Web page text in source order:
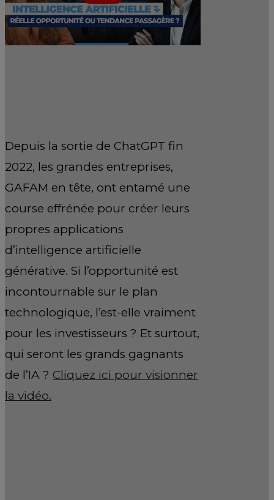
Depuis la sortie de ChatGPT fin
2022, les grandes entreprises,
GAFAM en tête, ont entamé une
course effrénée pour créer leurs
propres applications
d’intelligence artificielle
générative. Si l’opportunité est
incontournable sur le plan
technologique, l’est-elle vraiment
pour les investisseurs ? Et surtout,
qui seront les grands gagnants
de l’IA ? Cliquez ici pour visionner
la vidéo.